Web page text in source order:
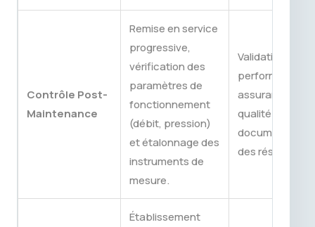
Contrôle Post-
Maintenance
Remise en service
progressive,
vérification des
paramètres de
fonctionnement
(débit, pression)
et étalonnage des
instruments de
mesure.
Validation de la
performance,
assurance
qualité et
documentation
des résultats.
Établissement